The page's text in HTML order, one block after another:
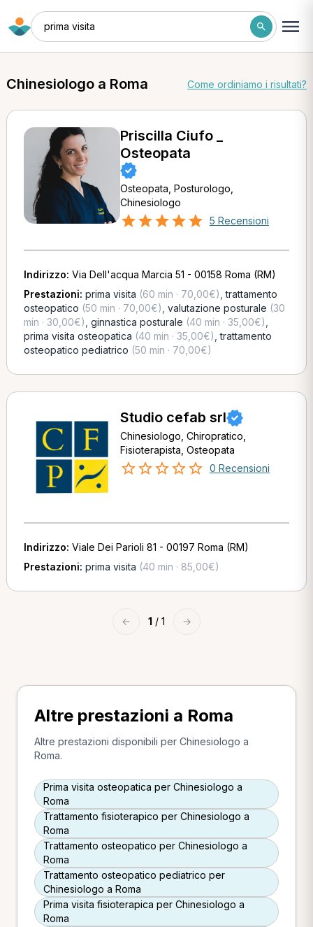
prima visita
Chinesiologo a Roma Come ordiniamo i risultati?
Priscilla Ciufo _
Osteopata
Osteopata, Posturologo,
Chinesiologo
5 Recensioni
Indirizzo: Via Dell'acqua Marcia 51 - 00158 Roma (RM)
Prestazioni: prima visita (60 min · 70,00€) ,trattamento
osteopatico (50 min · 70,00€) valutazione posturale (30
min · 30,00€) ginnastica posturale (40 min · 35,00€)
prima visita osteopatica (40 min · 35,00€) ,trattamento
osteopatico pediatrico (50 min · 70,00€)
Studio cefab srl
Chinesiologo, Chiropratico,
Fisioterapista, Osteopata
0 Recensioni
Indirizzo: Viale Dei Parioli 81 - 00197 Roma (RM)
Prestazioni: prima visita (40 min · 85,00€)
← 1 / 1 →
Altre prestazioni a Roma
Altre prestazioni disponibili per Chinesiologo a
Roma.
Prima visita osteopatica per Chinesiologo a
Roma
Trattamento fisioterapico per Chinesiologo a
Roma
Trattamento osteopatico per Chinesiologo a
Roma
Trattamento osteopatico pediatrico per
Chinesiologo a Roma
Prima visita fisioterapica per Chinesiologo a
Roma